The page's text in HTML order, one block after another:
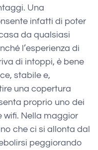
Una
infatti di poter
da qualsiasi
l’esperienza di
di intoppi, è bene
stabile e,
una copertura
proprio uno dei
wifi. Nella maggior
che ci si allonta dal
peggiorando